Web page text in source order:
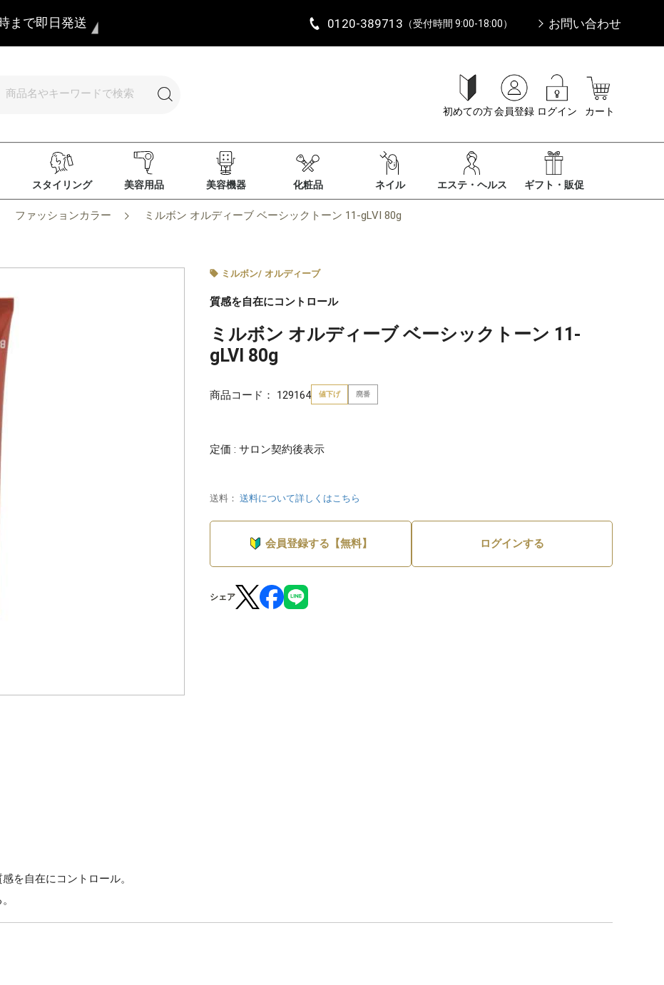
まで即日発送 0120-389713 （受付時間 9:00-18:00） お問い合わせ
初めての方会員登録 ログイン カート
スタイリング 美容用品 美容機器 化粧品 ネイル エステ・ヘルス ギフト・販促
ファッションカラー ミルボン オルディーブ ベーシックトーン 11-gLVI 80g
ミルボン/ オルディーブ
質感を自在にコントロール
ミルボン オルディーブ ベーシックトーン 11-
gLVI 80g
商品コード： 129164 値下げ 廃番
定価 : サロン契約後表示
送料： 送料について詳しくはこちら
会員登録する【無料】 ログインする
シェア
を自在にコントロール。